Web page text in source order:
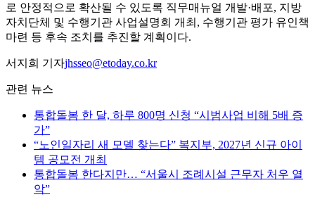
로 안정적으로 확산될 수 있도록 직무매뉴얼 개발·배포, 지방
자치단체 및 수행기관 사업설명회 개최, 수행기관 평가 유인책
마련 등 후속 조치를 추진할 계획이다.
서지희 기자jhsseo@etoday.co.kr
관련 뉴스
통합돌봄 한 달, 하루 800명 신청 “시범사업 비해 5배 증
가”
“노인일자리 새 모델 찾는다” 복지부, 2027년 신규 아이
템 공모전 개최
통합돌봄 한다지만… “서울시 조례시설 근무자 처우 열
악”